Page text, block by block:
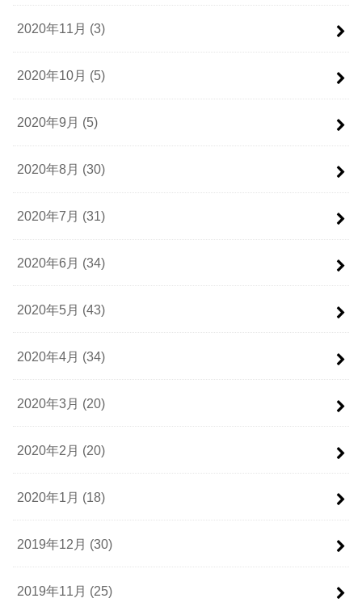
2020年11月 (3)
2020年10月 (5)
2020年9月 (5)
2020年8月 (30)
2020年7月 (31)
2020年6月 (34)
2020年5月 (43)
2020年4月 (34)
2020年3月 (20)
2020年2月 (20)
2020年1月 (18)
2019年12月 (30)
2019年11月 (25)